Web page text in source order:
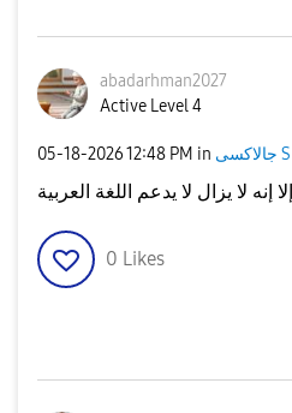
abadarhman2027
Active Level 4
‎05-18-202612:48 PM in جالاكسى S
0 Likes